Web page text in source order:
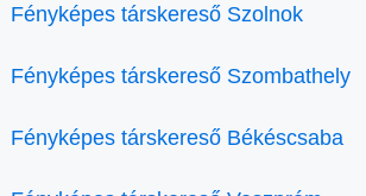
Fényképes társkereső Szolnok
Fényképes társkereső Szombathely
Fényképes társkereső Békéscsaba